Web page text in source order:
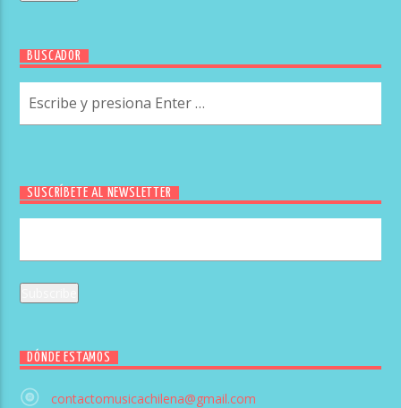
BUSCADOR
SUSCRÍBETE AL NEWSLETTER
DÓNDE ESTAMOS
contactomusicachilena@gmail.com